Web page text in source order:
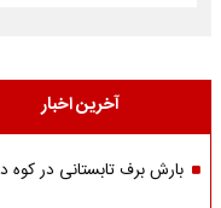
آخرین اخبار
بارش برف تابستانی در کوه